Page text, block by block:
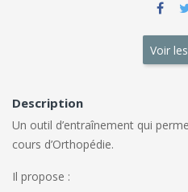
Voir
Description
Un outil d’entraînement qui
cours d’Orthopédie.
Il propose :